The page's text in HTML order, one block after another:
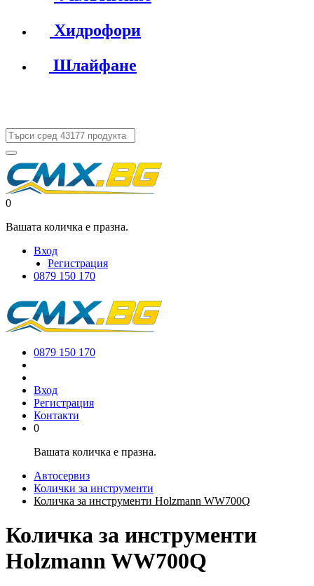
Хидрофори
Шлайфане
0
Вашата количка е празна.
Вход
Регистрация
0879 150 170
0879 150 170
Вход
Регистрация
Контакти
0
Вашата количка е празна.
Автосервиз
Колички за инструменти
Количка за инструменти Holzmann WW700Q
Количка за инструменти
Holzmann WW700Q